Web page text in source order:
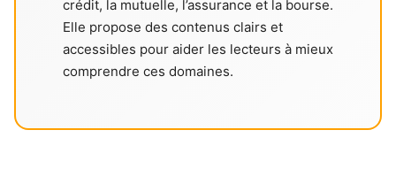
crédit, la mutuelle, l’assurance et la bourse.
Elle propose des contenus clairs et
accessibles pour aider les lecteurs à mieux
comprendre ces domaines.